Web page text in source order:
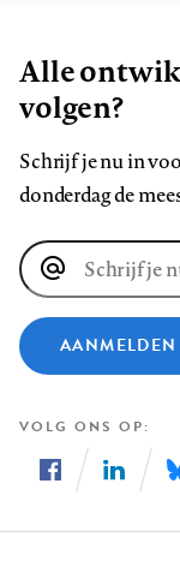
Alle
volgen?
Schrijf je nu in
donderdag de
E-
mailadres
AANMELDEN
VOLG ONS OP
ons
ons